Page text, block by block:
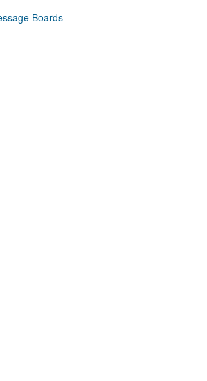
Boards